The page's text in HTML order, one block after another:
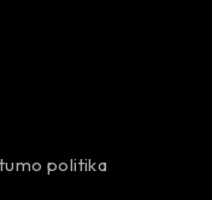
politika